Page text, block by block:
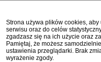
Strona używa plików cookies, aby
serwisu oraz do celów
zgadzasz się na ich użycie oraz
Pamiętaj, że możesz
ustawienia przeglądarki. Brak
wyrażenie zgody.